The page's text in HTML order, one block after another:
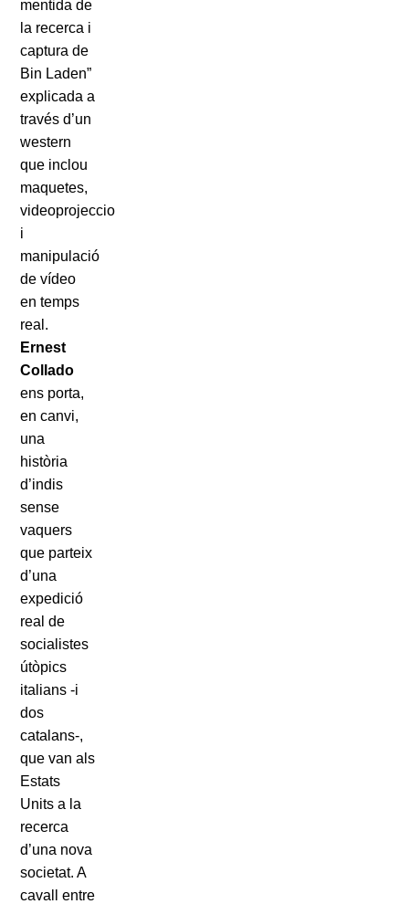
mentida de
la recerca i
captura de
Bin Laden”
explicada a
través d’un
western
que inclou
maquetes,
videoprojeccions
i
manipulació
de vídeo
en temps
real.
Ernest
Collado
ens porta,
en canvi,
una
història
d’indis
sense
vaquers
que parteix
d’una
expedició
real de
socialistes
útòpics
italians -i
dos
catalans-,
que van als
Estats
Units a la
recerca
d’una nova
societat. A
cavall entre